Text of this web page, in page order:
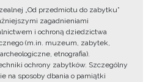
„Od przedmiotu do zabytku”
zagadnieniami
i ochroną dziedzictwa
(m.in. muzeum, zabytek,
etnografia).
ochrony zabytków. Szczególny
na sposoby dbania o pamiątki